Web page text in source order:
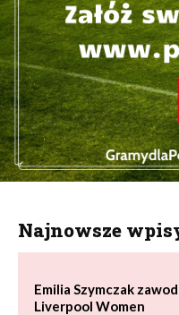
Najnowsze
Emilia Szymczak
Liverpool Women